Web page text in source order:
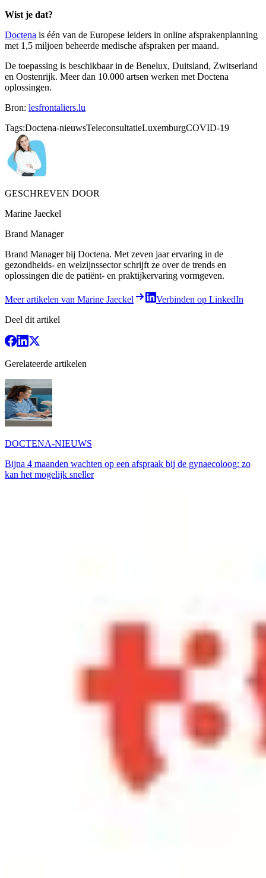
Wist je dat?
Doctena is één van de Europese leiders in online afsprakenplanning
met 1,5 miljoen beheerde medische afspraken per maand.
De toepassing is beschikbaar in de Benelux, Duitsland, Zwitserland
en Oostenrijk. Meer dan 10.000 artsen werken met Doctena
oplossingen.
Bron: lesfrontaliers.lu
Tags:Doctena-nieuwsTeleconsultatieLuxemburgCOVID-19
GESCHREVEN DOOR
Marine Jaeckel
Brand Manager
Brand Manager bij Doctena. Met zeven jaar ervaring in de
gezondheids- en welzijnssector schrijft ze over de trends en
oplossingen die de patiënt- en praktijkervaring vormgeven.
Meer artikelen van Marine Jaeckel
Verbinden op LinkedIn
Deel dit artikel
Gerelateerde artikelen
DOCTENA-NIEUWS
Bijna 4 maanden wachten op een afspraak bij de gynaecoloog: zo
kan het mogelijk sneller